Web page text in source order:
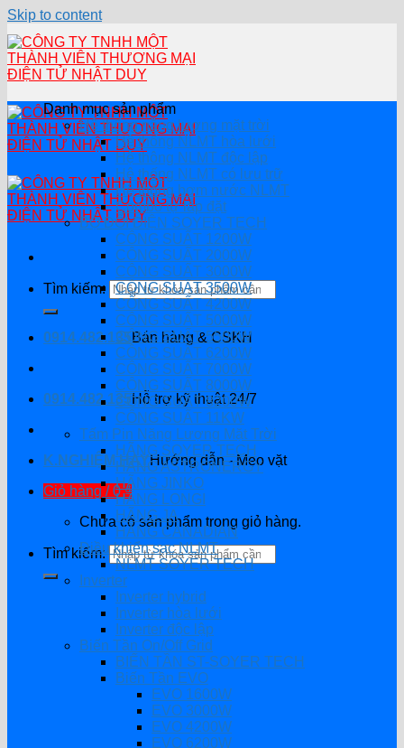
Skip to content
Tìm kiếm:
0914.482.135Bán hàng & CSKH
0914.482.135Hỗ trợ kỹ thuật 24/7
K.NGHIỆM HAYHướng dẫn - Mẹo vặt
Giỏ hàng /0₫
Chưa có sản phẩm trong giỏ hàng.
Tìm kiếm:
Danh mục sản phẩm
Hệ thống năng lượng mặt trời
Hệ thống NLMT hòa lưới
Hệ thông NLMT độc lập
Hệ thống NLMT có lưu trữ
Hệ thống bơm nước NLMT
Combo tự lắp đặt
BỘ ĐỔI ĐIỆN SOYER TECH
CÔNG SUẤT 1200W
CÔNG SUẤT 2000W
CÔNG SUẤT 3000W
CÔNG SUẤT 3500W
CÔNG SUẤT 4200W
CÔNG SUẤT 5000W
CÔNG SUẤT 5500W
CÔNG SUẤT 6200W
CÔNG SUẤT 7000W
CÔNG SUẤT 8000W
CÔNG SUẤT 8200W
CÔNG SUẤT 11KW
Tấm Pin Năng Lượng Mặt Trời
HÃNG SOYER TECH
HÃNG ASTRONERGY
HÃNG JINKO
HÃNG LONGI
HÃNG JA
HÃNG CANADIAN
Điều khiển sạc NLMT
NLMT SOYER TECH
Inverter
Inverter hybrid
Inverter hòa lưới
Inverter độc lập
Biến Tần On/Off Grid
BIẾN TẦN ST-SOYER TECH
Biến Tần EVO
EVO 1600W
EVO 3000W
EVO 4200W
EVO 6200W